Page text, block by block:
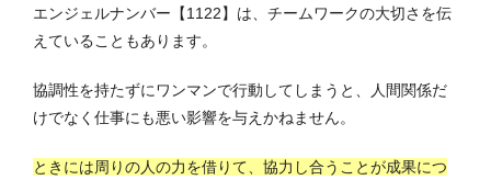
エンジェルナンバー【1122】は、チームワークの大切さを伝
えていることもあります。
協調性を持たずにワンマンで行動してしまうと、人間関係だ
けでなく仕事にも悪い影響を与えかねません。
ときには周りの人の力を借りて、協力し合うことが成果につ